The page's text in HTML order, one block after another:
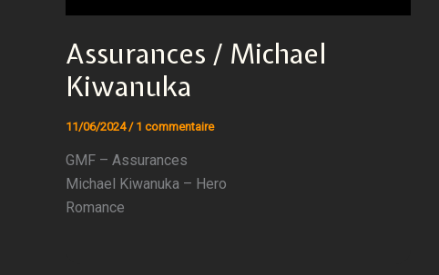
Assurances / Michael
Kiwanuka
11/06/2024 / 1 commentaire
GMF – Assurances
Michael Kiwanuka – Hero
Romance